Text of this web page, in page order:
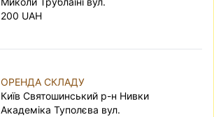
200 UAH
ОРЕНДА СКЛАДУ
Київ Святошинський р-н Нивки
Академіка Туполєва вул.